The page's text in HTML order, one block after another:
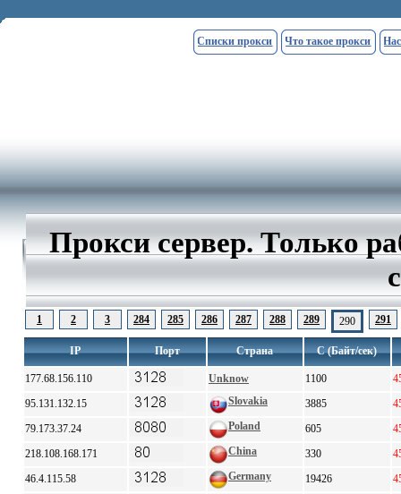
Списки прокси Что такое прокси
Прокси сервер. Только
1 2 3 284 285 286 287 288 289 290 291
IP Порт Страна С (Байт/сек)
177.68.156.110 Unknow 1100
95.131.132.15
Slovakia 3885
79.173.37.24
Poland 605
218.108.168.171
China 330
46.4.115.58
Germany 19426